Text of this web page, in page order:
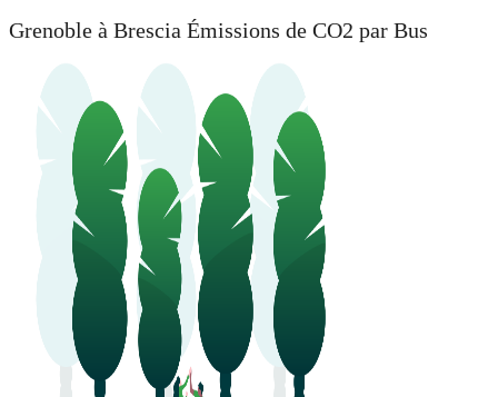
Grenoble à Brescia Émissions de CO2 par Bus